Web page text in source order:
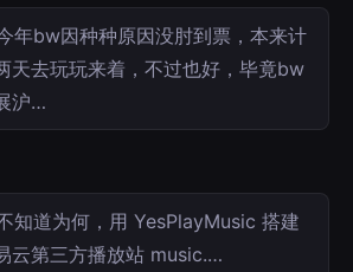
年bw因种种原因没肘到票，本来计
天去玩玩来着，不过也好，毕竟bw
沪…
知道为何，用 YesPlayMusic 搭建
云第三方播放站 music.…